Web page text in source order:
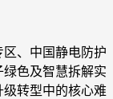
、中国静电防护
色及智慧拆解实
转型中的核心难